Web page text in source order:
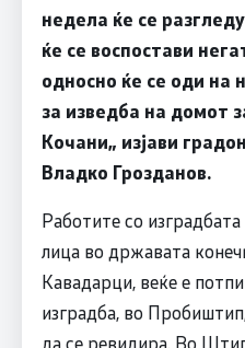
недела ќе се
ќе се воспостави
односно ќе се оди на
за изведба на домот
Кочани„ изјави
Владко Грозданов.
Работите со
лица во државата
Кавадарци, веќе е
изградба, во
да се ревидира. Во